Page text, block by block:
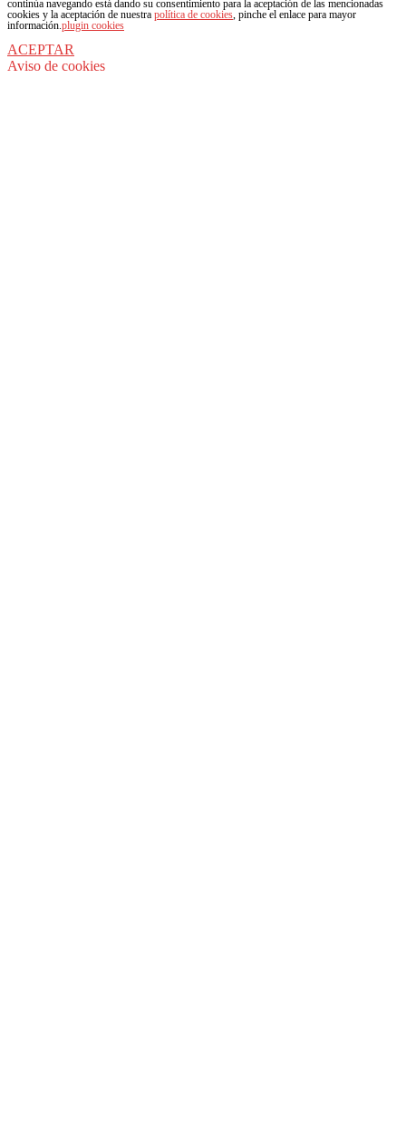
continúa navegando está dando su consentimiento para la aceptación de las mencionadas
cookies y la aceptación de nuestra política de cookies, pinche el enlace para mayor
información.plugin cookies
ACEPTAR
Aviso de cookies